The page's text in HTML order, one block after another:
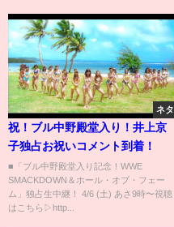
ネタ
祝！ブル中野殿堂入り！井上京
子独占お祝いコメント到着！
■「ブル中野殿堂入り記念！WWE
SMACKDOWN＆ホール・オブ・フェー
ム」独占生中継！ 4/6 (土) あさ9時〜視聴
はこちら▷http...